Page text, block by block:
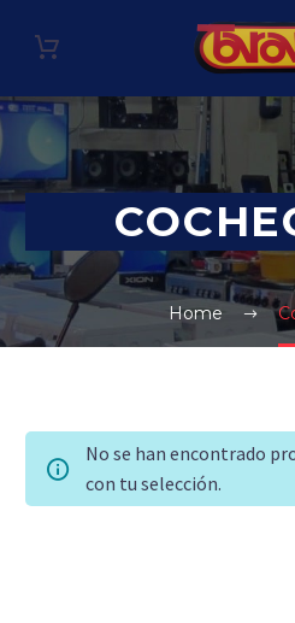
Home
No se han encontrado
con tu selección.